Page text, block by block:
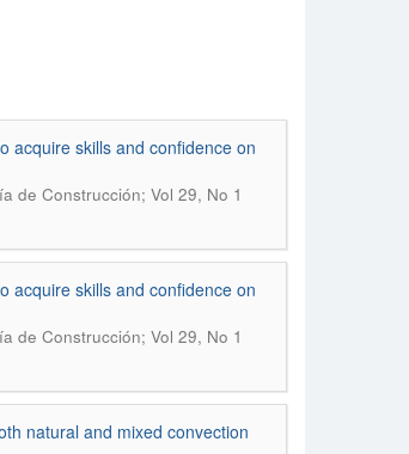
acquire skills and confidence on
de Construcción; Vol 29, No 1
acquire skills and confidence on
de Construcción; Vol 29, No 1
natural and mixed convection